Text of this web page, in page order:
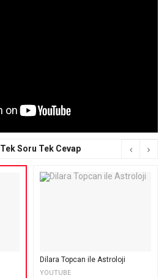
Tek Soru Tek Cevap
Dilara Topcan ile Astroloji
YOUTUBE